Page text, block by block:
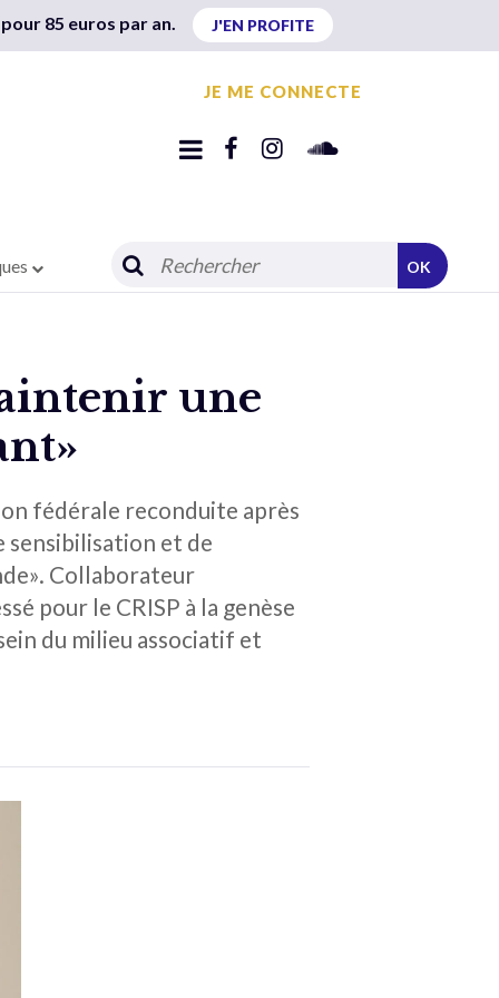
85 euros par an. J'EN PROFITE
JE ME CONNECTE
OK
une
fédérale reconduite après
sensibilisation et de
Collaborateur
pour le CRISP à la genèse
du milieu associatif et